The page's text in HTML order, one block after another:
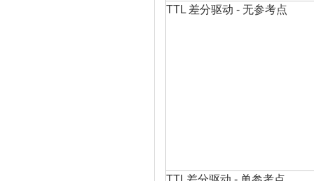
TTL 差分驱动 - 无参考点